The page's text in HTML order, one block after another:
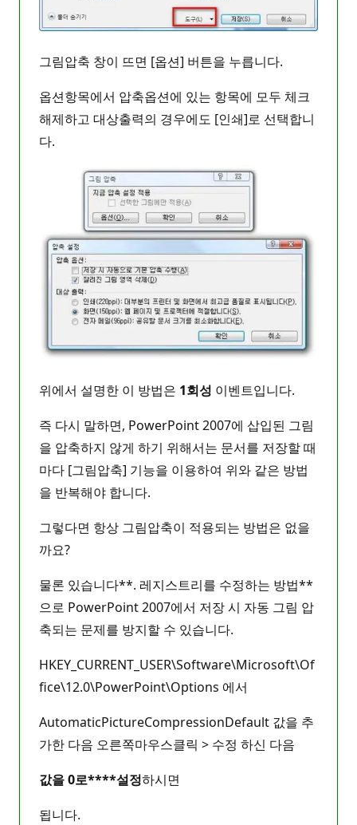
그림압축 창이 뜨면 [옵션] 버튼을 누릅니다.
옵션항목에서 압축옵션에 있는 항목에 모두 체크
해제하고 대상출력의 경우에도 [인쇄]로 선택합니
다.
위에서 설명한 이 방법은 1회성 이벤트입니다.
즉 다시 말하면, PowerPoint 2007에 삽입된 그림
을 압축하지 않게 하기 위해서는 문서를 저장할 때
마다 [그림압축] 기능을 이용하여 위와 같은 방법
을 반복해야 합니다.
그렇다면 항상 그림압축이 적용되는 방법은 없을
까요?
물론 있습니다**. 레지스트리를 수정하는 방법**
으로 PowerPoint 2007에서 저장 시 자동 그림 압
축되는 문제를 방지할 수 있습니다.
HKEY_CURRENT_USER\Software\Microsoft\Of
fice\12.0\PowerPoint\Options 에서
AutomaticPictureCompressionDefault 값을 추
가한 다음 오른쪽마우스클릭 > 수정 하신 다음
값을 0로****설정하시면
됩니다.